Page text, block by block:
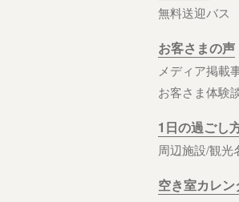
無料送迎バス
お客さまの声
メディア掲載
お客さま体験
1日の過ごし
周辺施設/観光
空き室カレン